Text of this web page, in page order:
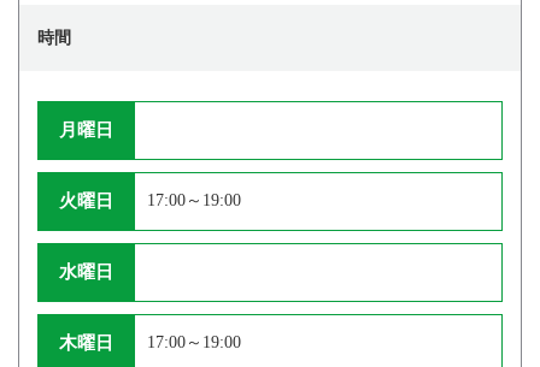
時間
月曜日
火曜日 17:00～19:00
水曜日
木曜日 17:00～19:00